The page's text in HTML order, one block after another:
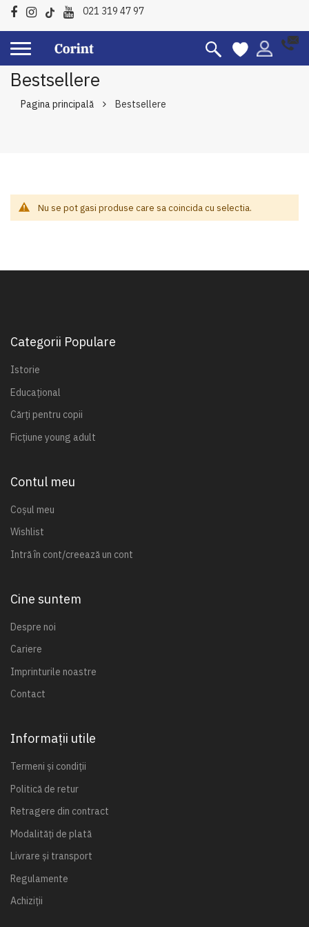
021 319 47 97
Bestsellere
Pagina principală Bestsellere
Nu se pot gasi produse care sa coincida cu selectia.
Categorii Populare
Istorie
Educațional
Cărți pentru copii
Ficțiune young adult
Contul meu
Coșul meu
Wishlist
Intră în cont/creează un cont
Cine suntem
Despre noi
Cariere
Imprinturile noastre
Contact
Informații utile
Termeni și condiții
Politică de retur
Retragere din contract
Modalități de plată
Livrare și transport
Regulamente
Achiziții